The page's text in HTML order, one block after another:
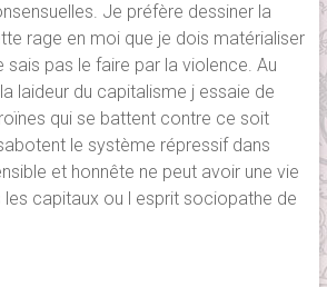
Je préfère dessiner la
rage en moi que je dois matérialiser
sais pas le faire par la violence. Au
laideur du capitalisme j essaie de
qui se battent contre ce soit
le système répressif dans
et honnête ne peut avoir une vie
les capitaux ou l esprit sociopathe de